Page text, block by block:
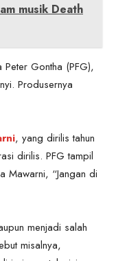
musik Death
Gontha (PFG),
Produsernya
, yang dirilis tahun
dirilis. PFG tampil
Mawarni, “Jangan di
menjadi salah
misalnya,